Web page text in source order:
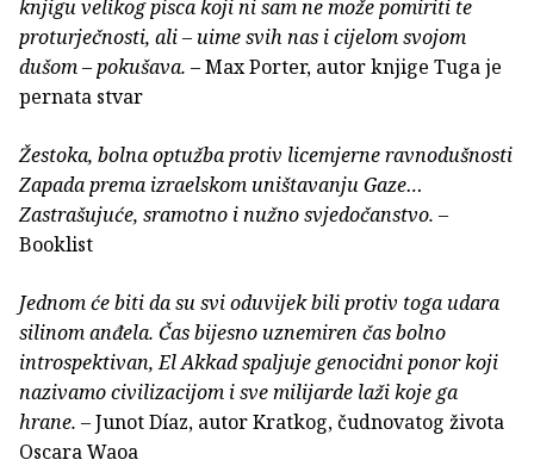
knjigu velikog pisca koji ni sam ne može pomiriti te
proturječnosti, ali – uime svih nas i cijelom svojom
dušom – pokušava. – Max Porter, autor knjige Tuga je
pernata stvar
Žestoka, bolna optužba protiv licemjerne ravnodušnosti
Zapada prema izraelskom uništavanju Gaze…
Zastrašujuće, sramotno i nužno svjedočanstvo. –
Booklist
Jednom će biti da su svi oduvijek bili protiv toga udara
silinom anđela. Čas bijesno uznemiren čas bolno
introspektivan, El Akkad spaljuje genocidni ponor koji
nazivamo civilizacijom i sve milijarde laži koje ga
hrane. – Junot Díaz, autor Kratkog, čudnovatog života
Oscara Waoa